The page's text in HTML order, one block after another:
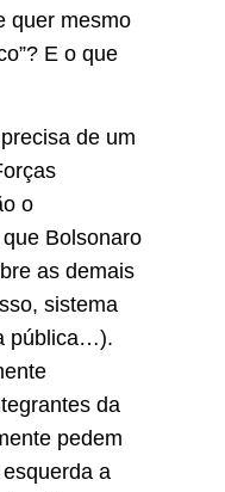
quer mesmo
E o que
de um
o
Bolsonaro
as demais
sistema
pública…).
da
pedem
a